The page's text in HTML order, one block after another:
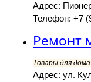
Адрес:
Телефон: +7
Ремонт
Товары для
Адрес: ул.